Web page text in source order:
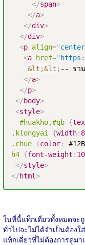
</span>
</a>
</div>
</div>
<p align="center
<a href="
&lt;&lt; -- รว
</a>
</p>
</body>
<style>
#huakho,#qb {
.klongyai
{width:
.chue {color:
h4 {font-weight :
</style>
</html>
ในที่นี้แท็กเดี่ยวทั้งหมดจะ
ทั่วไปจะไม่ได้จำเป็นต้อง
แท็กเดี่ยวที่ไม่ต้องการคู่ม